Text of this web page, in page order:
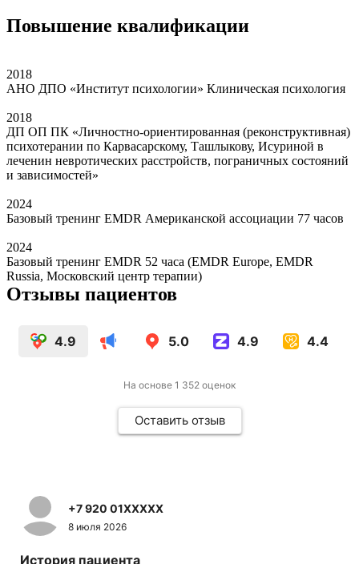
Повышение квалификации
2018
АНО ДПО «Институт психологии» Клиническая психология
2018
ДП ОП ПК «Личностно-ориентированная (реконструктивная)
психотерании по Карвасарскому, Ташлыкову, Исуриной в
леченин невротических расстройств, пограничных состояний
и зависимостей»
2024
Базовый тренинг EMDR Американской ассоциации 77 часов
2024
Базовый тренинг EMDR 52 часа (EMDR Europe, EMDR
Russia, Московский центр терапии)
Отзывы пациентов
4.9 5.0 4.9 4.4
На основе 1 352 оценок
Оставить отзыв
+7 920 01XXXXX
8 июля 2026
История пациента